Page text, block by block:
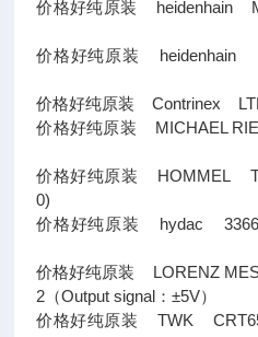
价格好纯原装 heidenhain
价格好纯原装 heidenhain
价格好纯原装
价格好纯原装 MICHAEL
价格好纯原装 HOMMEL
0)
价格好纯原装 hydac
价格好纯原装 LORENZ
2（Output signal：
价格好纯原装 TWK